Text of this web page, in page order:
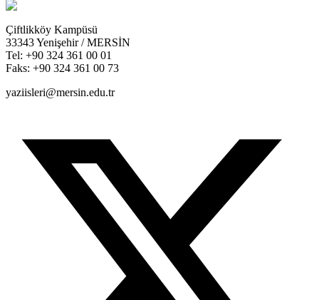
Çiftlikköy Kampüsü
33343 Yenişehir / MERSİN
Tel: +90 324 361 00 01
Faks: +90 324 361 00 73
yaziisleri@mersin.edu.tr